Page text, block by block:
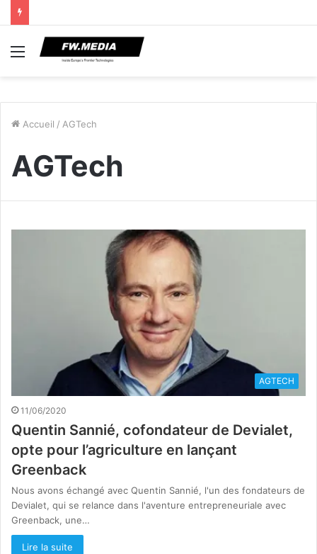
Menu
Accueil / AGTech
AGTech
AGTECH
11/06/2020
Quentin Sannié, cofondateur de Devialet,
opte pour l’agriculture en lançant
Greenback
Nous avons échangé avec Quentin Sannié, l'un des fondateurs de
Devialet, qui se relance dans l'aventure entrepreneuriale avec
Greenback, une…
Lire la suite